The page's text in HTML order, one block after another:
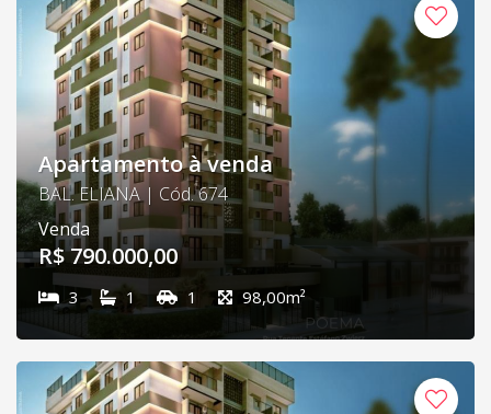
Apartamento à venda
BAL. ELIANA | Cód. 674
Venda
R$ 790.000,00
3 1 1 98,00m²